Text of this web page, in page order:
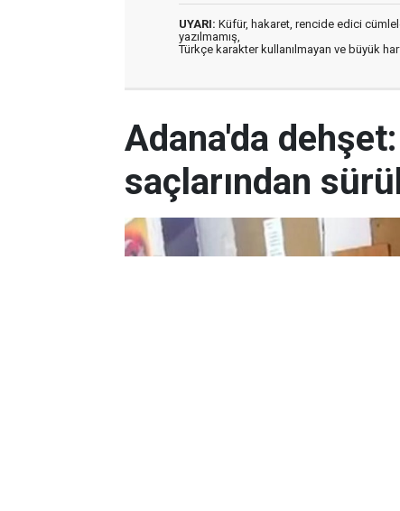
UYARI: Küfür, hakaret, rencide edici
yazılmamış,
Türkçe karakter kullanılmayan ve büyük
Adana'da dehşet:
saçlarından